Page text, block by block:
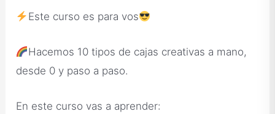
Este curso es para vos
Hacemos 10 tipos de cajas creativas a mano,
desde 0 y paso a paso.
En este curso vas a aprender: